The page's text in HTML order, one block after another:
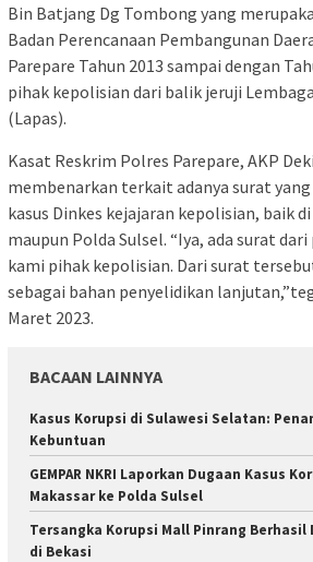
Bin Batjang Dg Tombong yang
Badan Perencanaan Pembangunan
Parepare Tahun 2013 sampai dengan
pihak kepolisian dari balik jeruji
(Lapas).
Kasat Reskrim Polres Parepare, AKP
membenarkan terkait adanya surat
kasus Dinkes kejajaran kepolisian, baik
maupun Polda Sulsel. “Iya, ada surat
kami pihak kepolisian. Dari surat
sebagai bahan penyelidikan
Maret 2023.
BACAAN LAINNYA
Kasus Korupsi di Sulawesi Selatan:
Kebuntuan
GEMPAR NKRI Laporkan Dugaan Kasus
Makassar ke Polda Sulsel
Tersangka Korupsi Mall Pinrang
di Bekasi